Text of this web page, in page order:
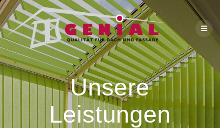
Unsere
Leistungen